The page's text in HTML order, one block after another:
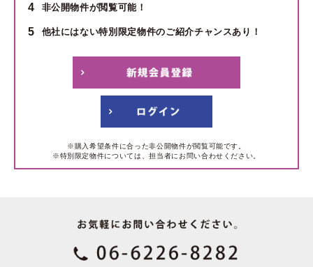
4 非公開物件が閲覧可能！
5 他社にはない特別限定物件のご紹介チャンスあり！
※購入希望条件に合った非公開物件が閲覧可能です。
※特別限定物件については、担当者にお問い合わせください。